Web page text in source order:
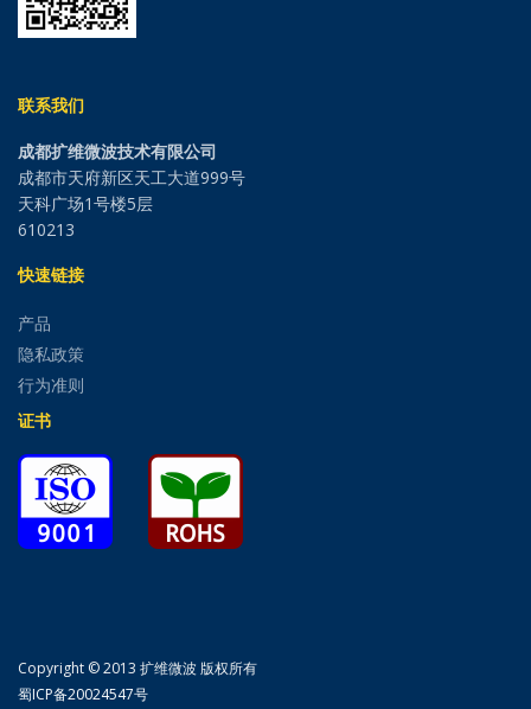
联系我们
成都扩维微波技术有限公司
成都市天府新区天工大道999号
天科广场1号楼5层
610213
快速链接
产品
隐私政策
行为准则
证书
Copyright © 2013 扩维微波 版权所有
蜀ICP备20024547号